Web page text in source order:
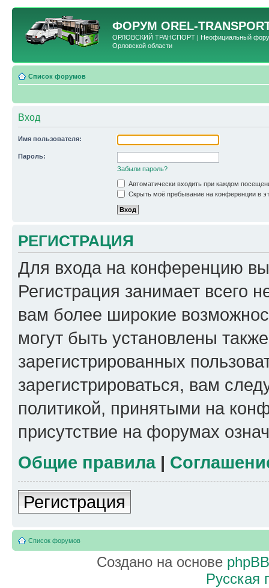
ФОРУМ OREL-
ОРЛОВСКИЙ ТРАНСПОРТ | Неофициальный форум
Орловской области
Список форумов
Вход
Имя пользователя:
Пароль:
Забыли пароль?
Автоматически входить при каждом
Скрыть моё пребывание на конференции в
РЕГИСТРАЦИЯ
Для входа на конференцию
Регистрация занимает всего
вам более широкие
могут быть установлены
зарегистрированных
зарегистрироваться, вам
политикой, принятыми на
присутствие на форумах
Общие правила|
Регистрация
Список форумов
Создано на основе phpBB
Русская